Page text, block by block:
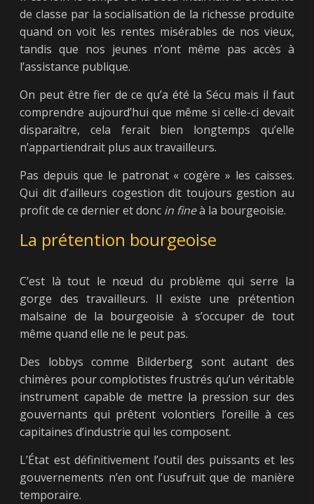
de classe par la socialisation de la richesse produite
quand on voit les rentes misérables de nos vieux,
tandis que nos jeunes n’ont même pas accès à
l’assistance publique.
On peut être fier de ce qu’a été la Sécu mais il faut
comprendre aujourd’hui que même si celle-ci devait
disparaître, cela ferait bien longtemps qu’elle
n’appartiendrait plus aux travailleurs.
Pas depuis que le patronat « cogère » les caisses.
Qui dit d’ailleurs cogestion dit toujours gestion au
profit de ce dernier et donc in fineà la bourgeoisie.
La prétention bourgeoise
C’est là tout le nœud du problème qui serre la
gorge des travailleurs. Il existe une prétention
malsaine de la bourgeoisie à s’occuper de tout
même quand elle ne le peut pas.
Des lobbys comme Bilderberg sont autant des
chimères pour complotistes frustrés qu’un véritable
instrument capable de mettre la pression sur des
gouvernants qui prêtent volontiers l’oreille à ces
capitaines d’industrie qui les composent.
L’État est définitivement l’outil des puissants et les
gouvernements n’en ont l’usufruit que de manière
temporaire.